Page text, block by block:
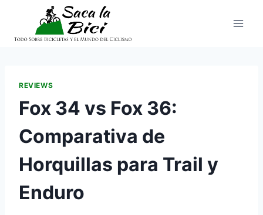
contenido
REVIEWS
Fox 34 vs Fox 36:
Comparativa de
Horquillas para Trail y
Enduro